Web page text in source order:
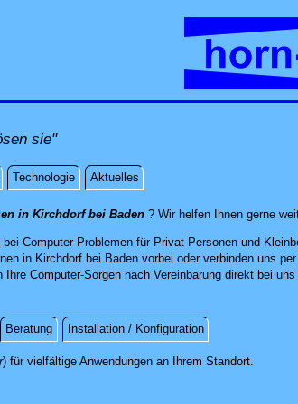
sie"
Technologie Aktuelles
in Kirchdorf bei Baden? Wir helfen Ihnen gerne
Computer-Problemen für Privat-Personen und
in Kirchdorf bei Baden vorbei oder verbinden uns per
Computer-Sorgen nach Vereinbarung direkt bei uns
Beratung Installation / Konfiguration
) für vielfältige Anwendungen an Ihrem Standort.